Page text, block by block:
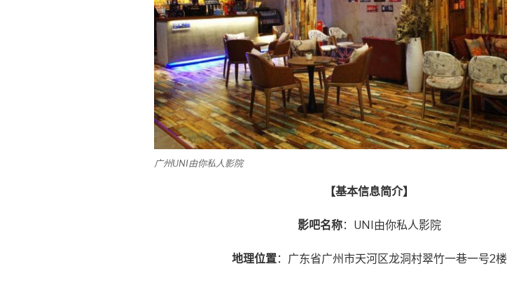
广州UNI由你私人影院
【基本信息简介】
影吧名称：UNI由你私人影院
地理位置：广东省广州市天河区龙洞村翠竹一巷一号2楼